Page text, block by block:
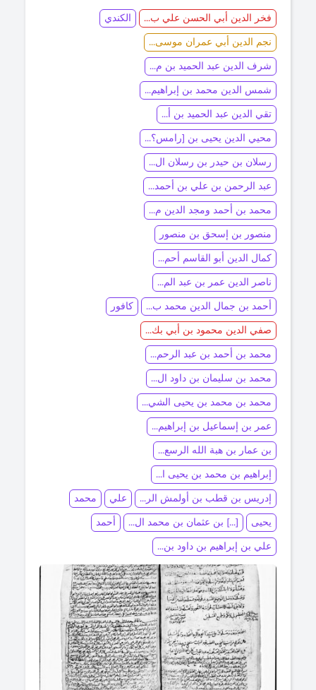
فخر الدين أبي الحسن علي ب...
الكندي
نجم الدين أبي عمران موسى...
شرف الدين عبد الحميد بن م...
شمس الدين محمد بن إبراهيم...
تقي الدين عبد الحميد بن أ...
محيي الدين يحيى بن [رامس؟...
رسلان بن حيدر بن رسلان ال...
عبد الرحمن بن علي بن أحمد...
محمد بن أحمد ومجد الدين م...
منصور بن إسحق بن منصور
كمال الدين أبو القاسم أحم...
ناصر الدين عمر بن عبد الم...
أحمد بن جمال الدين محمد ب...
كافور
صفي الدين محمود بن أبي بك...
محمد بن أحمد بن عبد الرحم...
محمد بن سليمان بن داود ال...
محمد بن محمد بن يحيى الشي...
عمر بن إسماعيل بن إبراهيم...
بن عمار بن هبة الله الرسع...
إبراهيم بن محمد بن يحيى ا...
إدريس بن قطب بن أولمش الر...
علي
محمد
يحيى
[...] بن عثمان بن محمد ال...
أحمد
علي بن إبراهيم بن داود بن...